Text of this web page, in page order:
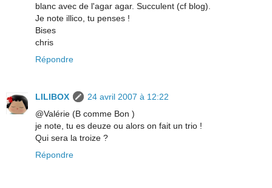
blanc avec de l'agar agar. Succulent (cf blog).
Je note illico, tu penses !
Bises
chris
Répondre
LILIBOX
24 avril 2007 à 12:22
@Valérie (B comme Bon )
je note, tu es deuze ou alors on fait un trio !
Qui sera la troize ?
Répondre